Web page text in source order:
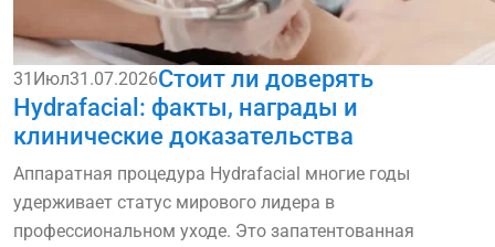
31 Июл31.07.2026Стоит ли доверять
Hydrafacial: факты, награды и
клинические доказательства
Аппаратная процедура Hydrafacial многие годы
удерживает статус мирового лидера в
профессиональном уходе. Это запатентованная